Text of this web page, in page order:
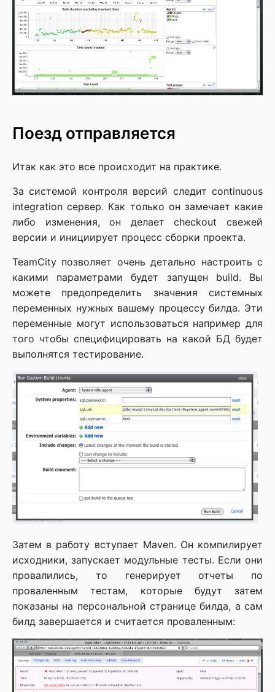
Поезд отправляется
Итак как это все происходит на практике.
За системой контроля версий следит continuous
integration сервер. Как только он замечает какие
либо изменения, он делает checkout свежей
версии и инициирует процесс сборки проекта.
TeamCity позволяет очень детально настроить с
какими параметрами будет запущен build. Вы
можете предопределить значения системных
переменных нужных вашему процессу билда. Эти
переменные могут использоваться например для
того чтобы специфицировать на какой БД будет
выполнятся тестирование.
Затем в работу вступает Maven. Он компилирует
исходники, запускает модульные тесты. Если они
провалились, то генерирует отчеты по
проваленным тестам, которые будут затем
показаны на персональной странице билда, а сам
билд завершается и считается проваленным: